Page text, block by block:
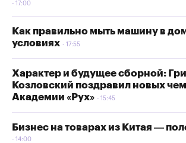
17:00
Как правильно мыть машину в
условиях
17:55
Характер и будущее сборной:
Козловский поздравил новых
Академии «Рух»
15:45
Бизнес на товарах из Китая —
14:00